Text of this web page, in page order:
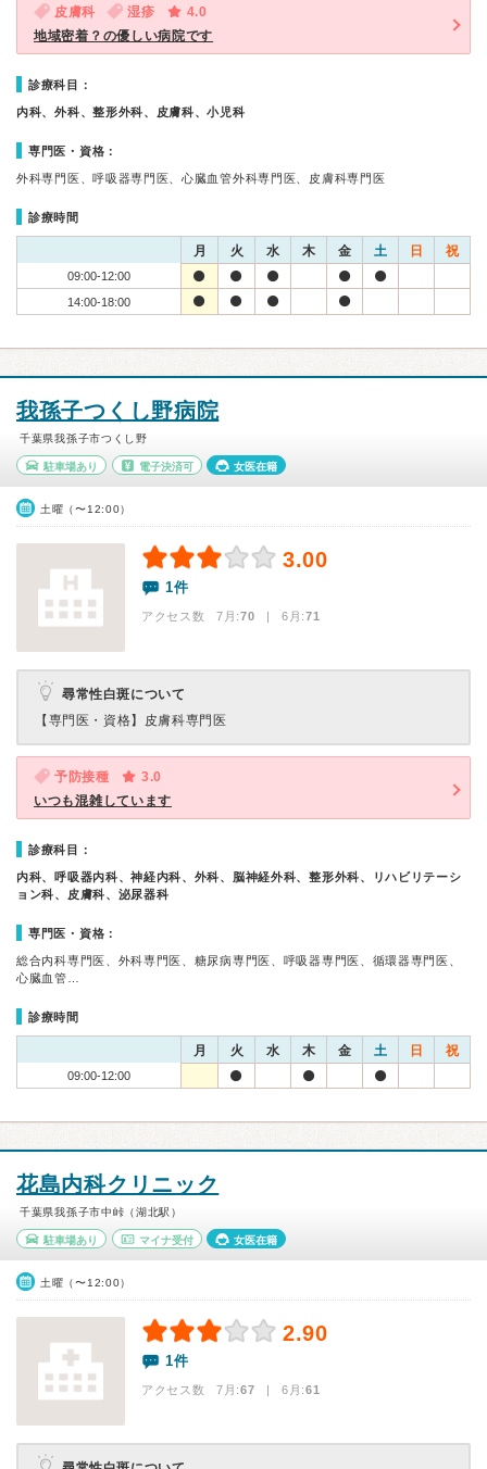
皮膚科 湿疹
4.0
地域密着？の優しい病院です
診療科目：
内科、外科、整形外科、皮膚科、小児科
専門医・資格：
外科専門医、呼吸器専門医、心臓血管外科専門医、皮膚科専門医
診療時間
月 火 水 木 金 土 日 祝
09:00-12:00
14:00-18:00
我孫子つくし野病院
千葉県我孫子市つくし野
駐車場あり 電子決済可 女医在籍
土曜（〜12:00）
3.00
1件
アクセス数 7月:70 | 6月:71
尋常性白斑について
【専門医・資格】 皮膚科専門医
予防接種
3.0
いつも混雑しています
診療科目：
内科、呼吸器内科、神経内科、外科、脳神経外科、整形外科、リハビリテーシ
ョン科、皮膚科、泌尿器科
専門医・資格：
総合内科専門医、外科専門医、糖尿病専門医、呼吸器専門医、循環器専門医、
心臓血管…
診療時間
月 火 水 木 金 土 日 祝
09:00-12:00
花島内科クリニック
千葉県我孫子市中峠（湖北駅）
駐車場あり マイナ受付 女医在籍
土曜（〜12:00）
2.90
1件
アクセス数 7月:67 | 6月:61